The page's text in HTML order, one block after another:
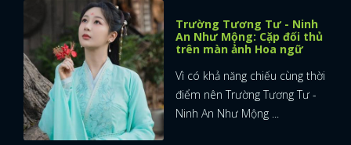
Trường Tương Tư - Ninh
An Như Mộng: Cặp đối thủ
trên màn ảnh Hoa ngữ
Vì có khả năng chiếu cùng thời
điểm nên Trường Tương Tư -
Ninh An Như Mộng ...